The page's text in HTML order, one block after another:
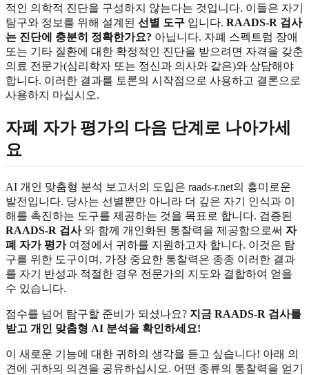
적인 의학적 진단을 구성하지 않는다는 것입니다. 이들은 자기
탐구와 정보를 위해 설계된 선별 도구 입니다. RAADS-R 검사
는 진단에 충분히 정확한가요? 아닙니다. 자폐 스펙트럼 장애
또는 기타 질환에 대한 확정적인 진단을 받으려면 자격을 갖춘
의료 전문가(심리학자 또는 정신과 의사와 같은)와 상담해야
합니다. 이러한 결과를 토론의 시작점으로 사용하고 결론으로
사용하지 마십시오.
자폐 자가 평가의 다음 단계로 나아가세
요
AI 개인 맞춤형 분석 보고서의 도입은 raads-r.net의 흥미로운
발전입니다. 당사는 선별뿐만 아니라 더 깊은 자기 인식과 이
해를 촉진하는 도구를 제공하는 것을 목표로 합니다. 검증된
RAADS-R 검사와 함께 개인화된 통찰력을 제공함으로써 자
폐 자가 평가여정에서 귀하를 지원하고자 합니다. 이것은 탐
구를 위한 도구이며, 가장 중요한 통찰력은 종종 이러한 결과
를 자기 반성과 적절한 경우 전문가의 지도와 결합하여 얻을
수 있습니다.
점수를 넘어 탐구할 준비가 되셨나요? 지금 RAADS-R 검사를
받고 개인 맞춤형 AI 분석을 확인하세요!
이 새로운 기능에 대한 귀하의 생각을 듣고 싶습니다! 아래 의
견에 귀하의 의견을 공유하십시오. 어떤 종류의 통찰력을 얻기